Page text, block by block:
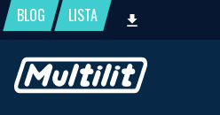
BLOG LISTA